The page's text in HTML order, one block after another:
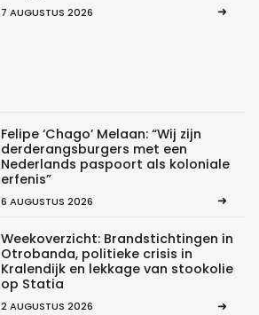
7 AUGUSTUS 2026
Felipe ‘Chago’ Melaan: “Wij zijn
derderangsburgers met een
Nederlands paspoort als koloniale
erfenis”
6 AUGUSTUS 2026
Weekoverzicht: Brandstichtingen in
Otrobanda, politieke crisis in
Kralendijk en lekkage van stookolie
op Statia
2 AUGUSTUS 2026